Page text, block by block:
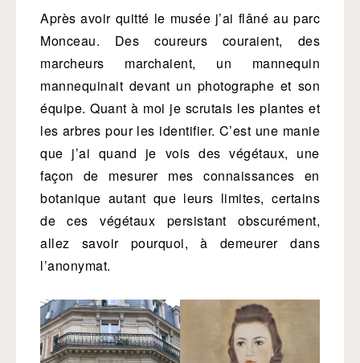
Après avoir quitté le musée j’ai flâné au parc
Monceau. Des coureurs couraient, des
marcheurs marchaient, un mannequin
mannequinait devant un photographe et son
équipe. Quant à moi je scrutais les plantes et
les arbres pour les identifier. C’est une manie
que j’ai quand je vois des végétaux, une
façon de mesurer mes connaissances en
botanique autant que leurs limites, certains
de ces végétaux persistant obscurément,
allez savoir pourquoi, à demeurer dans
l’anonymat.